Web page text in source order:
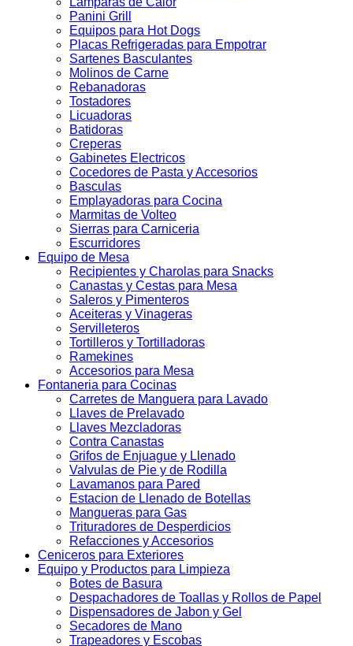
Panini Grill
Equipos para Hot Dogs
Placas Refrigeradas para Empotrar
Sartenes Basculantes
Molinos de Carne
Rebanadoras
Tostadores
Licuadoras
Batidoras
Creperas
Gabinetes Electricos
Cocedores de Pasta y Accesorios
Basculas
Emplayadoras para Cocina
Marmitas de Volteo
Sierras para Carniceria
Escurridores
Equipo de Mesa
Recipientes y Charolas para Snacks
Canastas y Cestas para Mesa
Saleros y Pimenteros
Aceiteras y Vinageras
Servilleteros
Tortilleros y Tortilladoras
Ramekines
Accesorios para Mesa
Fontaneria para Cocinas
Carretes de Manguera para Lavado
Llaves de Prelavado
Llaves Mezcladoras
Contra Canastas
Grifos de Enjuague y Llenado
Valvulas de Pie y de Rodilla
Lavamanos para Pared
Estacion de Llenado de Botellas
Mangueras para Gas
Trituradores de Desperdicios
Refacciones y Accesorios
Ceniceros para Exteriores
Equipo y Productos para Limpieza
Botes de Basura
Despachadores de Toallas y Rollos de Papel
Dispensadores de Jabon y Gel
Secadores de Mano
Trapeadores y Escobas